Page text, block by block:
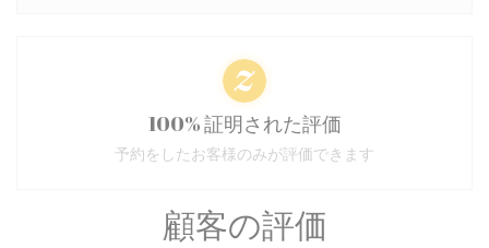
顧客の評価
100% 証明された評価
予約をしたお客様のみが評価できます